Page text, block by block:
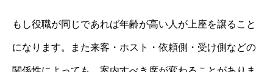
もし役職が同じであれば年齢が高い人が上座を譲ること
になります。また来客・ホスト・依頼側・受け側などの